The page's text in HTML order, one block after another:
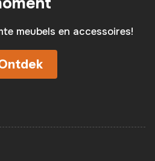
meubels en accessoires!